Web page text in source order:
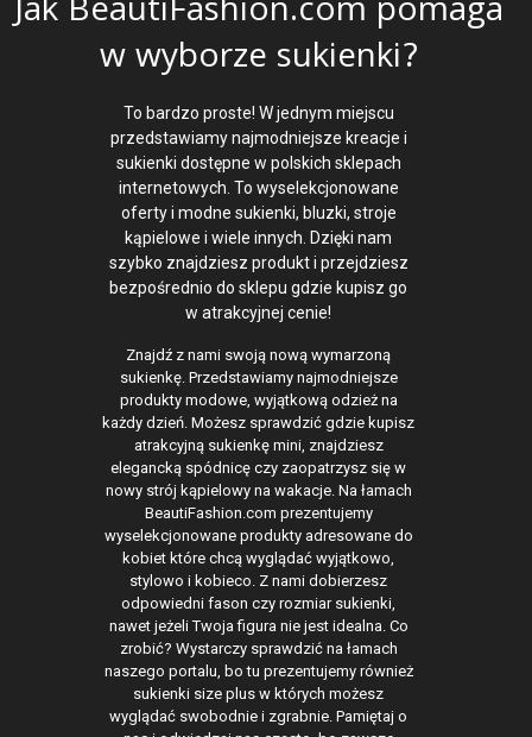
Jak BeautiFashion.com pomaga
w wyborze sukienki?
To bardzo proste! W jednym miejscu
przedstawiamy najmodniejsze kreacje i
sukienki dostępne w polskich sklepach
internetowych. To wyselekcjonowane
oferty i modne sukienki, bluzki, stroje
kąpielowe i wiele innych. Dzięki nam
szybko znajdziesz produkt i przejdziesz
bezpośrednio do sklepu gdzie kupisz go
w atrakcyjnej cenie!
Znajdź z nami swoją nową wymarzoną
sukienkę. Przedstawiamy najmodniejsze
produkty modowe, wyjątkową odzież na
każdy dzień. Możesz sprawdzić gdzie kupisz
atrakcyjną sukienkę mini, znajdziesz
elegancką spódnicę czy zaopatrzysz się w
nowy strój kąpielowy na wakacje. Na łamach
BeautiFashion.com prezentujemy
wyselekcjonowane produkty adresowane do
kobiet które chcą wyglądać wyjątkowo,
stylowo i kobieco. Z nami dobierzesz
odpowiedni fason czy rozmiar sukienki,
nawet jeżeli Twoja figura nie jest idealna. Co
zrobić? Wystarczy sprawdzić na łamach
naszego portalu, bo tu prezentujemy również
sukienki size plus w których możesz
wyglądać swobodnie i zgrabnie. Pamiętaj o